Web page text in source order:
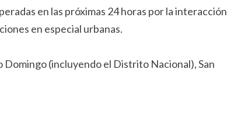
en las próximas 24 horas por la interacción
en especial urbanas.
(incluyendo el Distrito Nacional), San